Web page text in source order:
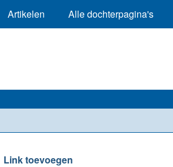
Artikelen Alle dochterpagina's
Link toevoegen